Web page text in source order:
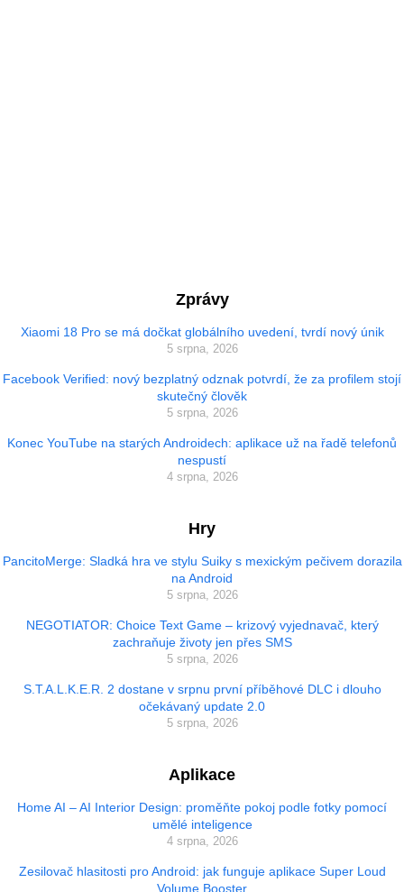
Zprávy
Xiaomi 18 Pro se má dočkat globálního uvedení, tvrdí nový únik
5 srpna, 2026
Facebook Verified: nový bezplatný odznak potvrdí, že za profilem stojí
skutečný člověk
5 srpna, 2026
Konec YouTube na starých Androidech: aplikace už na řadě telefonů
nespustí
4 srpna, 2026
Hry
PancitoMerge: Sladká hra ve stylu Suiky s mexickým pečivem dorazila
na Android
5 srpna, 2026
NEGOTIATOR: Choice Text Game – krizový vyjednavač, který
zachraňuje životy jen přes SMS
5 srpna, 2026
S.T.A.L.K.E.R. 2 dostane v srpnu první příběhové DLC i dlouho
očekávaný update 2.0
5 srpna, 2026
Aplikace
Home AI – AI Interior Design: proměňte pokoj podle fotky pomocí
umělé inteligence
4 srpna, 2026
Zesilovač hlasitosti pro Android: jak funguje aplikace Super Loud
Volume Booster